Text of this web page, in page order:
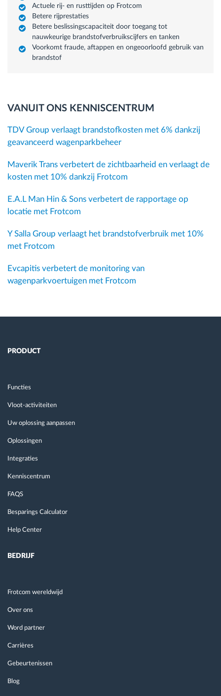
Actuele rij- en rusttijden op Frotcom
Betere rijprestaties
Betere beslissingscapaciteit door toegang tot
nauwkeurige brandstofverbruikscijfers en tanken
Voorkomt fraude, aftappen en ongeoorloofd gebruik van
brandstof
VANUIT ONS KENNISCENTRUM
TDV Group verlaagt brandstofkosten met 6% dankzij
geavanceerd wagenparkbeheer
Maverik Trans verbetert de zichtbaarheid en verlaagt de
kosten met 10% dankzij Frotcom
E.A.L Man Hin & Sons verbetert de rapportage op
locatie met Frotcom
Y Salla Group verlaagt het brandstofverbruik met 10%
met Frotcom
Evcapitis verbetert de monitoring van
wagenparkvoertuigen met Frotcom
PRODUCT
Functies
Vloot-activiteiten
Uw oplossing aanpassen
Oplossingen
Integraties
Kenniscentrum
FAQS
Besparings Calculator
Help Center
BEDRIJF
Frotcom wereldwijd
Over ons
Word partner
Carrières
Gebeurtenissen
Blog